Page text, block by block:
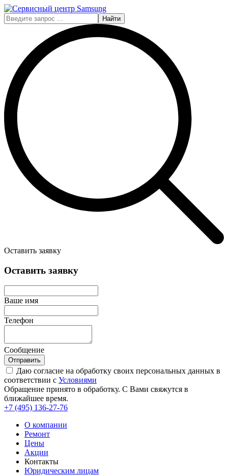
Найти
Оставить заявку
Оставить заявку
Ваше имя
Телефон
Сообщение
Отправить
Даю согласие на обработку своих персональных данных в
соответствии с Условиями
Обращение принято в обработку. С Вами свяжутся в
ближайшее время.
+7 (495) 136-27-76
О компании
Ремонт
Цены
Акции
Контакты
Юридическим лицам